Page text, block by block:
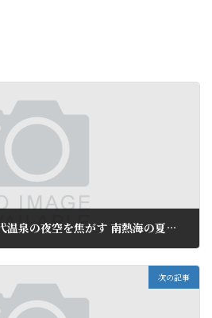
去りゆく夏、大輪が網代温泉の夜空を焦がす 南熱海の夏イベントが幕
次の記事